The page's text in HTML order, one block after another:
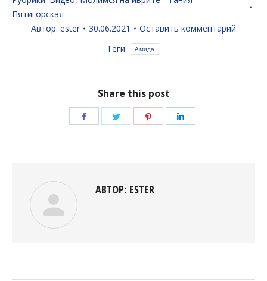
Пятигорская
Автор: ester 30.06.2021
Оставить комментарий
Теги:
Амида
Share this post
ПоделитьсяПоделитьсяПоделиться
АВТОР: ESTER